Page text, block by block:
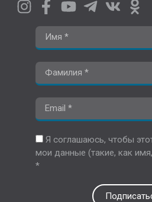
Я соглашаюсь, чтобы
мои данные (такие, как
*